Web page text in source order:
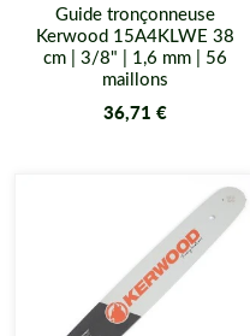
Guide tronçonneuse
Kerwood 15A4KLWE 38
cm | 3/8" | 1,6 mm | 56
maillons
36,71 €